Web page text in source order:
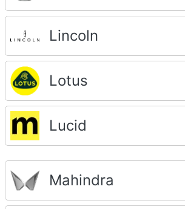
Lincoln
Lotus
Lucid
Mahindra